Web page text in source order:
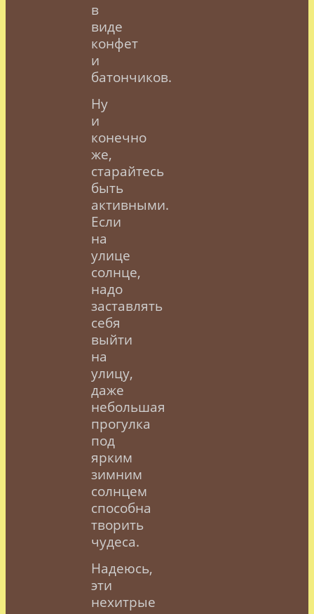
в
виде
конфет
и
батончиков.
Ну
и
конечно
же,
старайтесь
быть
активными.
Если
на
улице
солнце,
надо
заставлять
себя
выйти
на
улицу,
даже
небольшая
прогулка
под
ярким
зимним
солнцем
способна
творить
чудеса.
Надеюсь,
эти
нехитрые